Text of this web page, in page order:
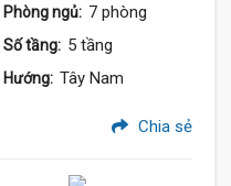
Phòng ngủ: 7 phòng
Số tầng: 5 tầng
Hướng: Tây Nam
Chia sẻ